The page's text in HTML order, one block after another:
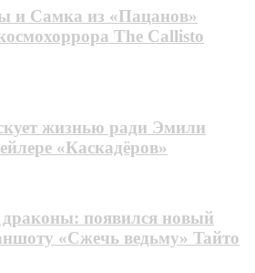
и Самка из «Пацанов»
The Callisto
жизнью ради Эмили
«Каскадёров»
появился новый
«Сжечь ведьму» Taйтo